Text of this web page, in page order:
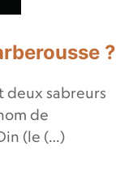
?
deux sabreurs
de
(le (…)